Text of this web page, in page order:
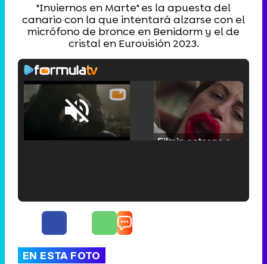
"Inviernos en Marte" es la apuesta del
canario con la que intentará alzarse con el
micrófono de bronce en Benidorm y el de
cristal en Eurovisión 2023.
Unmute /
EN ESTA FOTO